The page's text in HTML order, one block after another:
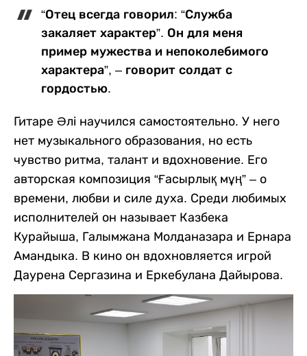
“Отец всегда говорил: “Служба
закаляет характер”. Он для меня
пример мужества и непоколебимого
характера”, – говорит солдат с
гордостью.
Гитаре Әлі научился самостоятельно. У него
нет музыкального образования, но есть
чувство ритма, талант и вдохновение. Его
авторская композиция “Ғасырлық мұң” – о
времени, любви и силе духа. Среди любимых
исполнителей он называет Казбека
Курайыша, Галымжана Молданазара и Ернара
Амандыка. В кино он вдохновляется игрой
Даурена Сергазина и Еркебулана Дайырова.